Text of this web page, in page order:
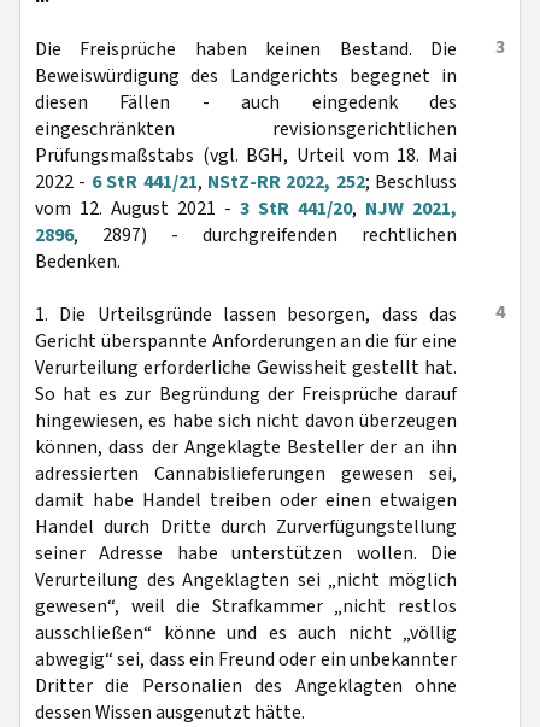
3
Die Freisprüche haben keinen Bestand. Die
Beweiswürdigung des Landgerichts begegnet in
diesen Fällen - auch eingedenk des
eingeschränkten revisionsgerichtlichen
Prüfungsmaßstabs (vgl. BGH, Urteil vom 18. Mai
2022 - 6 StR 441/21, NStZ-RR 2022, 252; Beschluss
vom 12. August 2021 - 3 StR 441/20, NJW 2021,
2896, 2897) - durchgreifenden rechtlichen
Bedenken.
4
1. Die Urteilsgründe lassen besorgen, dass das
Gericht überspannte Anforderungen an die für eine
Verurteilung erforderliche Gewissheit gestellt hat.
So hat es zur Begründung der Freisprüche darauf
hingewiesen, es habe sich nicht davon überzeugen
können, dass der Angeklagte Besteller der an ihn
adressierten Cannabislieferungen gewesen sei,
damit habe Handel treiben oder einen etwaigen
Handel durch Dritte durch Zurverfügungstellung
seiner Adresse habe unterstützen wollen. Die
Verurteilung des Angeklagten sei „nicht möglich
gewesen“, weil die Strafkammer „nicht restlos
ausschließen“ könne und es auch nicht „völlig
abwegig“ sei, dass ein Freund oder ein unbekannter
Dritter die Personalien des Angeklagten ohne
dessen Wissen ausgenutzt hätte.